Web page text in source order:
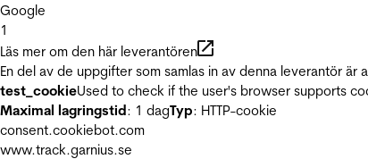
Google
1
Läs mer om den här leverantören
En del av de uppgifter som samlas in av denna leverantör
test_cookieUsed to check if the user's browser supports
Maximal lagringstid: 1 dagTyp: HTTP-cookie
consent.cookiebot.com
www.track.garnius.se